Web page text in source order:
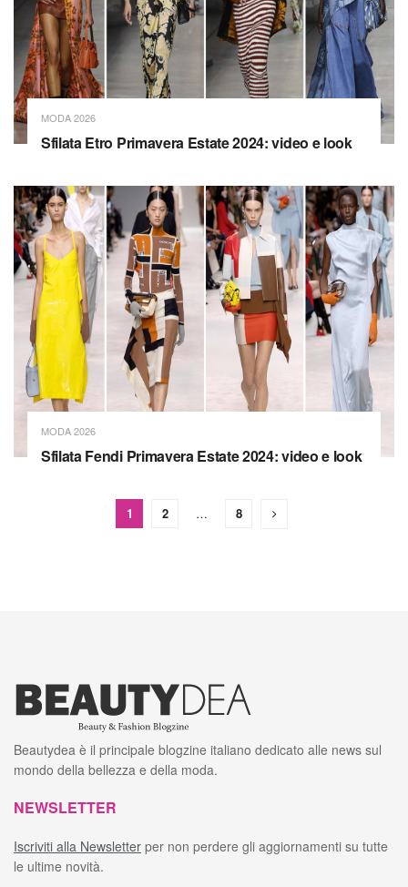
MODA 2026
Sfilata Etro Primavera Estate 2024: video e look
MODA 2026
Sfilata Fendi Primavera Estate 2024: video e look
1 2 … 8
Beautydea è il principale blogzine italiano dedicato alle news sul
mondo della bellezza e della moda.
NEWSLETTER
Iscriviti alla Newsletter per non perdere gli aggiornamenti su tutte
le ultime novità.